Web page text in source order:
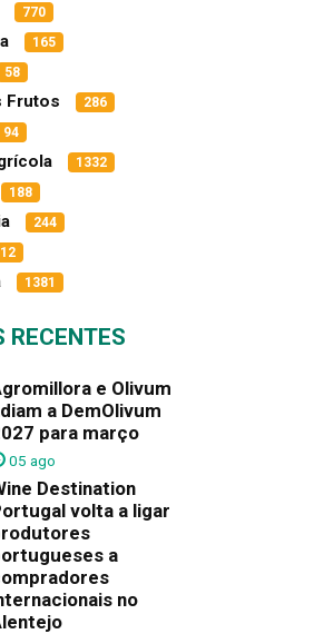
770
165
58
Frutos 286
94
1332
188
244
12
1381
RECENTES
e Olivum
a DemOlivum
para março
05 ago
Destination
volta a ligar
a
no